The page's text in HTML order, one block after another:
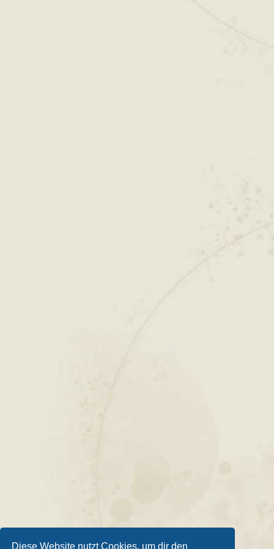
Diese Website nutzt Cookies, um dir den